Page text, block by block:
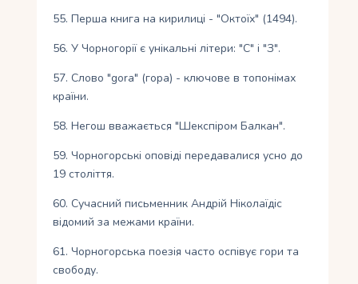
55. Перша книга на кирилиці - "Октоїх" (1494).
56. У Чорногорії є унікальні літери: "С" і "З".
57. Слово "gora" (гора) - ключове в топонімах
країни.
58. Негош вважається "Шекспіром Балкан".
59. Чорногорські оповіді передавалися усно до
19 століття.
60. Сучасний письменник Андрій Ніколаїдіс
відомий за межами країни.
61. Чорногорська поезія часто оспівує гори та
свободу.